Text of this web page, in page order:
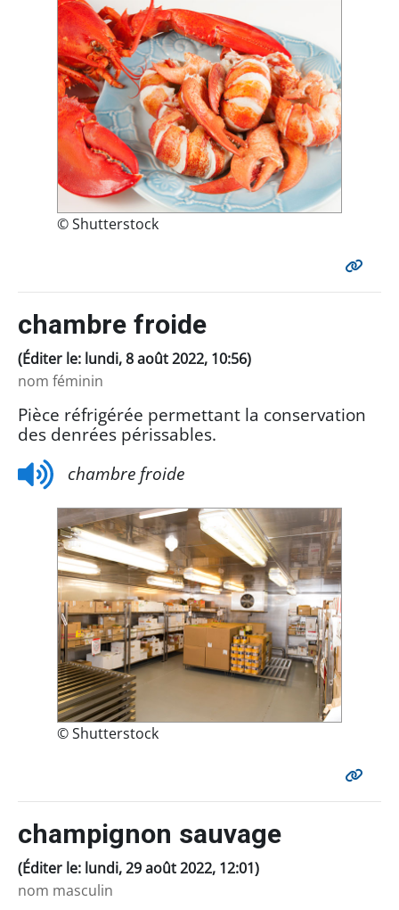
© Shutterstock
chambre froide
(Éditer le: lundi, 8 août 2022, 10:56)
nom féminin
Pièce réfrigérée permettant la conservation
des denrées périssables.
chambre froide
© Shutterstock
champignon sauvage
(Éditer le: lundi, 29 août 2022, 12:01)
nom masculin